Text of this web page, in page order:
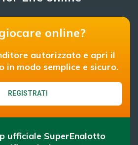
online?
autorizzato e apri il
in modo semplice e sicuro.
REGISTRATI
ufficiale SuperEnalotto